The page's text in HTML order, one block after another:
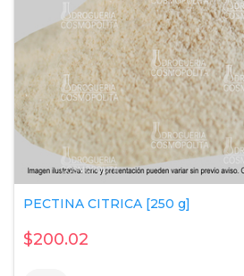
PECTINA CITRICA [250 g]
$200.02